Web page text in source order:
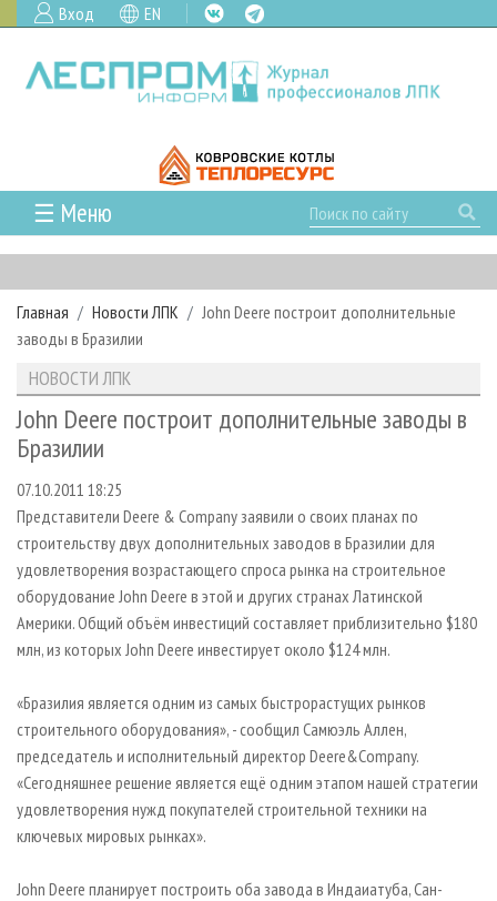
Вход EN
☰ Меню
ГЛАВНАЯ
РУБРИКИ И ТЕМЫ
РУБРИКИ ЖУРНАЛА
ЛЕСОЗАГОТОВКА
ЛЕСОПИЛЕНИЕ
СУШКА ДРЕВЕСИНЫ
ПРОИЗВОДСТВО ДРЕВЕСНЫХ ПЛИТ
ДЕРЕВЯННОЕ ДОМОСТРОЕНИЕ
ПРОИЗВОДСТВО МЕБЕЛИ
БИОЭНЕРГЕТИКА
ЦБП
ИНСТРУМЕНТ И МАТЕРИАЛЫ
НОВОСТИ
НОВОСТИ ЛПК
НОВОСТИ ЖУРНАЛА
ПРОЕКТЫ ЛПИ
АНАЛИТИКА
ПРЕДПРИЯТИЯ ЛПК
ПЕРСОНЫ
МОБИЛЬНЫЕ ВЫСТАВКИ
ОФИЦИАЛЬНЫЕ ДЕЛЕГАЦИИ
ПРИОРИТЕТНЫЕ ИНВЕСТПРОЕКТЫ
RUSSIAN FORESTRY REVIEW
ГАЗЕТА ЛЕСПРОМФОРУМ
БИБЛИОТЕКА СПЕЦИАЛИСТА
АРХИВ
АРХИВ ЖУРНАЛОВ
О ЖУРНАЛЕ
ПОДПИСКА
КОНТАКТЫ
РЕКЛАМОДАТЕЛЯМ
РЕКЛАМА
РЕКЛАМА НА САЙТЕ
Главная Новости ЛПК
John Deere построит дополнительные
заводы в Бразилии
НОВОСТИ ЛПК
John Deere построит дополнительные заводы в
Бразилии
07.10.2011 18:25
Представители Deere & Company заявили о своих планах по
строительству двух дополнительных заводов в Бразилии для
удовлетворения возрастающего спроса рынка на строительное
оборудование John Deere в этой и других странах Латинской
Америки. Общий объём инвестиций составляет приблизительно $180
млн, из которых John Deere инвестирует около $124 млн.
«Бразилия является одним из самых быстрорастущих рынков
строительного оборудования», - сообщил Самюэль Аллен,
председатель и исполнительный директор Deere&Company.
«Сегодняшнее решение является ещё одним этапом нашей стратегии
удовлетворения нужд покупателей строительной техники на
ключевых мировых рынках».
John Deere планирует построить оба завода в Индаиатуба, Сан-